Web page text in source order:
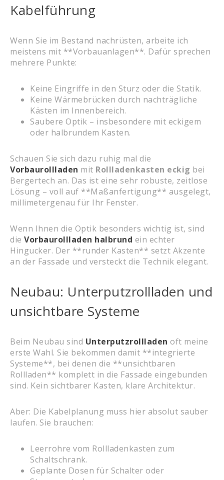
Kabelführung
Wenn Sie im Bestand nachrüsten, arbeite ich
meistens mit **Vorbauanlagen**. Dafür sprechen
mehrere Punkte:
Keine Eingriffe in den Sturz oder die Statik.
Keine Wärmebrücken durch nachträgliche
Kästen im Innenbereich.
Saubere Optik – insbesondere mit eckigem
oder halbrundem Kasten.
Schauen Sie sich dazu ruhig mal die
Vorbaurollladen mit Rollladenkasten eckig bei
Bergertech an. Das ist eine sehr robuste, zeitlose
Lösung – voll auf **Maßanfertigung** ausgelegt,
millimetergenau für Ihr Fenster.
Wenn Ihnen die Optik besonders wichtig ist, sind
die Vorbaurollladen halbrund ein echter
Hingucker. Der **runder Kasten** setzt Akzente
an der Fassade und versteckt die Technik elegant.
Neubau: Unterputzrollladen und
unsichtbare Systeme
Beim Neubau sind Unterputzrollladen oft meine
erste Wahl. Sie bekommen damit **integrierte
Systeme**, bei denen die **unsichtbaren
Rollladen** komplett in die Fassade eingebunden
sind. Kein sichtbarer Kasten, klare Architektur.
Aber: Die Kabelplanung muss hier absolut sauber
laufen. Sie brauchen:
Leerrohre vom Rollladenkasten zum
Schaltschrank.
Geplante Dosen für Schalter oder